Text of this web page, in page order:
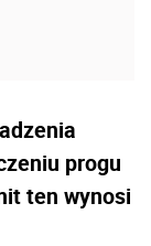
progu
ten wynosi